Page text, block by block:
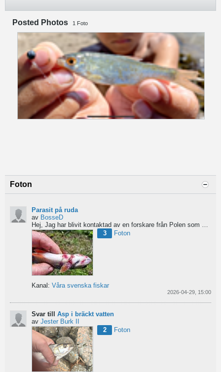
Posted Photos 1 Foto
Foton
Parasit på ruda
av BosseD
Hej, Jag har blivit kontaktad av en forskare från Polen som är på jakt efter material av...
3
Foton
Kanal: Våra svenska fiskar
2026-04-29, 15:00
Svar till Asp i bräckt vatten
av Jester Burk II
2
Foton